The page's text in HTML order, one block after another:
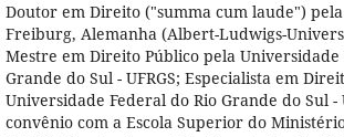
Doutor em Direito ("summa cum laude")
Freiburg, Alemanha (Albert-Ludwigs-
Mestre em Direito Público pela Universidade
Grande do Sul - UFRGS; Especialista em
Universidade Federal do Rio Grande do Sul -
convênio com a Escola Superior do